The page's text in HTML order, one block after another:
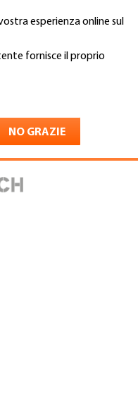
esperienza online sul
fornisce il proprio
NO GRAZIE